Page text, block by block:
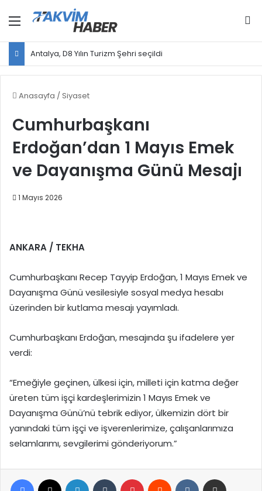
Menü
Antalya, D8 Yılın Turizm Şehri seçildi
Anasayfa / Siyaset
Cumhurbaşkanı
Erdoğan’dan 1 Mayıs Emek
ve Dayanışma Günü Mesajı
1 Mayıs 2026
ANKARA / TEKHA
Cumhurbaşkanı Recep Tayyip Erdoğan, 1 Mayıs Emek ve
Dayanışma Günü vesilesiyle sosyal medya hesabı
üzerinden bir kutlama mesajı yayımladı.
Cumhurbaşkanı Erdoğan, mesajında şu ifadelere yer
verdi:
“Emeğiyle geçinen, ülkesi için, milleti için katma değer
üreten tüm işçi kardeşlerimizin 1 Mayıs Emek ve
Dayanışma Günü’nü tebrik ediyor, ülkemizin dört bir
yanındaki tüm işçi ve işverenlerimize, çalışanlarımıza
selamlarımı, sevgilerimi gönderiyorum.”
Facebook LinkedIn Tumblr Pinterest Reddit VKontakte